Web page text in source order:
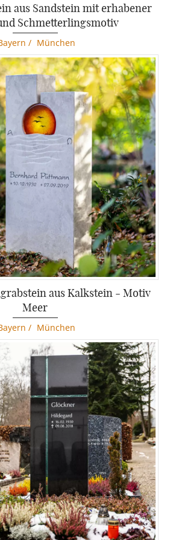
aus Sandstein mit erhabener
Schmetterlingsmotiv
/ München
aus Kalkstein - Motiv
Meer
/ München